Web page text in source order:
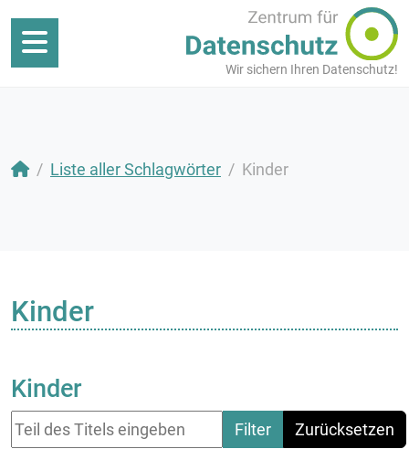
Wir sichern Ihren Datenschutz!
Liste aller Schlagwörter Kinder
Kinder
Kinder
Teil des Titels eingeben Filter Zurücksetzen